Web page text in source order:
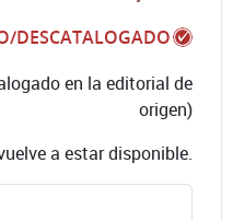
DESCATALOGADO
en la editorial de
origen)
a estar disponible.